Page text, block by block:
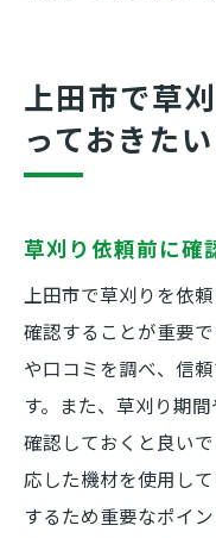
上田市で草
っておきた
草刈り依頼前に確
上田市で草刈りを依
確認することが重要
や口コミを調べ、信
す。また、草刈り期
確認しておくと良い
応した機材を使用し
するため重要なポイ